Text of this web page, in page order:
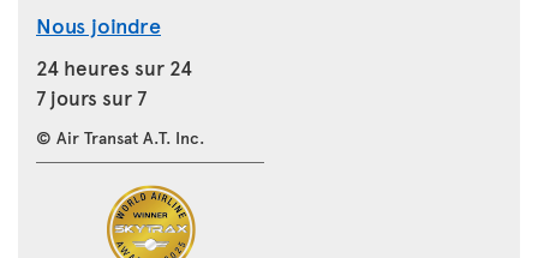
Nous joindre
24 heures sur 24
7 jours sur 7
© Air Transat A.T. Inc.